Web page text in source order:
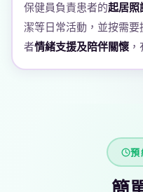
保健員負責患者的起居照
潔等日常活動，並按需
者情緒支援及陪伴關懷，
預